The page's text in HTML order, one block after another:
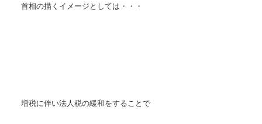
首相の描くイメージとしては・・・
増税に伴い法人税の緩和をすることで